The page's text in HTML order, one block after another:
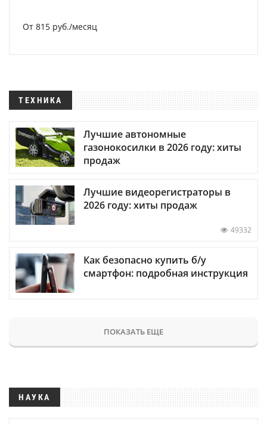
От 815 руб./месяц
ТЕХНИКА
Лучшие автономные
газонокосилки в 2026 году: хиты
продаж
Лучшие видеорегистраторы в
2026 году: хиты продаж
49332
Как безопасно купить б/у
смартфон: подробная инструкция
ПОКАЗАТЬ ЕЩЕ
НАУКА